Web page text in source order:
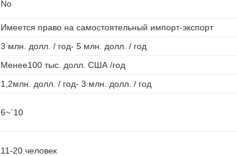
No
Имеется право на самостоятельный импорт-экспорт
3 млн. долл. / год- 5 млн. долл. / год
Менее100 тыс. долл. США /год
1,2млн. долл. / год- 3 млн. долл. / год
6~`10
11-20 человек